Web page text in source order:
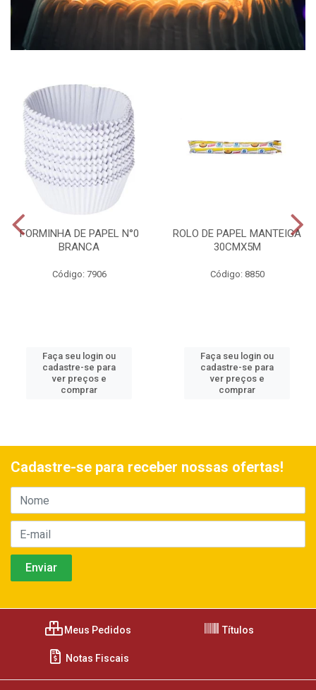
FORMINHA DE PAPEL N°0
BRANCA
Código: 7906
Faça seu login ou
cadastre-se para
ver preços e
comprar
ROLO DE PAPEL MANTEIGA
30CMX5M
Código: 8850
Faça seu login ou
cadastre-se para
ver preços e
comprar
Cadastre-se para receber nossas ofertas!
Meus Pedidos Títulos
Notas Fiscais